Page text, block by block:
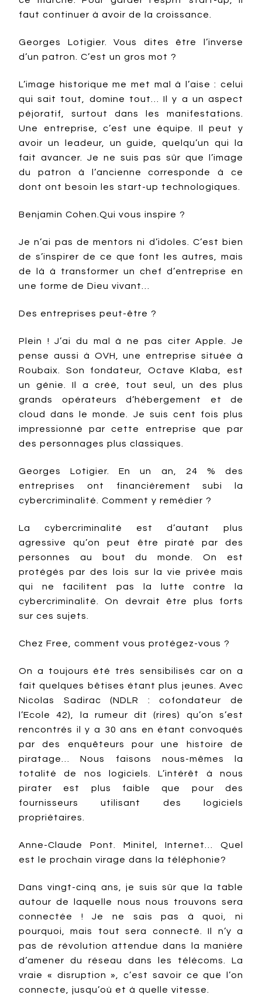
faut continuer à avoir de la croissance.
Georges Lotigier. Vous dites être l’inverse
d’un patron. C’est un gros mot ?
L’image historique me met mal à l’aise : celui
qui sait tout, domine tout… Il y a un aspect
péjoratif, surtout dans les manifestations.
Une entreprise, c’est une équipe. Il peut y
avoir un leadeur, un guide, quelqu’un qui la
fait avancer. Je ne suis pas sûr que l’image
du patron à l’ancienne corresponde à ce
dont ont besoin les start-up technologiques.
Benjamin Cohen.Qui vous inspire ?
Je n’ai pas de mentors ni d’idoles. C’est bien
de s’inspirer de ce que font les autres, mais
de là à transformer un chef d’entreprise en
une forme de Dieu vivant…
Des entreprises peut-être ?
Plein ! J’ai du mal à ne pas citer Apple. Je
pense aussi à OVH, une entreprise située à
Roubaix. Son fondateur, Octave Klaba, est
un génie. Il a créé, tout seul, un des plus
grands opérateurs d’hébergement et de
cloud dans le monde. Je suis cent fois plus
impressionné par cette entreprise que par
des personnages plus classiques.
Georges Lotigier. En un an, 24 % des
entreprises ont financièrement subi la
cybercriminalité. Comment y remédier ?
La cybercriminalité est d’autant plus
agressive qu’on peut être piraté par des
personnes au bout du monde. On est
protégés par des lois sur la vie privée mais
qui ne facilitent pas la lutte contre la
cybercriminalité. On devrait être plus forts
sur ces sujets.
Chez Free, comment vous protégez-vous ?
On a toujours été très sensibilisés car on a
fait quelques bêtises étant plus jeunes. Avec
Nicolas Sadirac (NDLR : cofondateur de
l’Ecole 42), la rumeur dit (rires) qu’on s’est
rencontrés il y a 30 ans en étant convoqués
par des enquêteurs pour une histoire de
piratage… Nous faisons nous-mêmes la
totalité de nos logiciels. L’intérêt à nous
pirater est plus faible que pour des
fournisseurs utilisant des logiciels
propriétaires.
Anne-Claude Pont. Minitel, Internet… Quel
est le prochain virage dans la téléphonie?
Dans vingt-cinq ans, je suis sûr que la table
autour de laquelle nous nous trouvons sera
connectée ! Je ne sais pas à quoi, ni
pourquoi, mais tout sera connecté. Il n’y a
pas de révolution attendue dans la manière
d’amener du réseau dans les télécoms. La
vraie « disruption », c’est savoir ce que l’on
connecte, jusqu’où et à quelle vitesse.